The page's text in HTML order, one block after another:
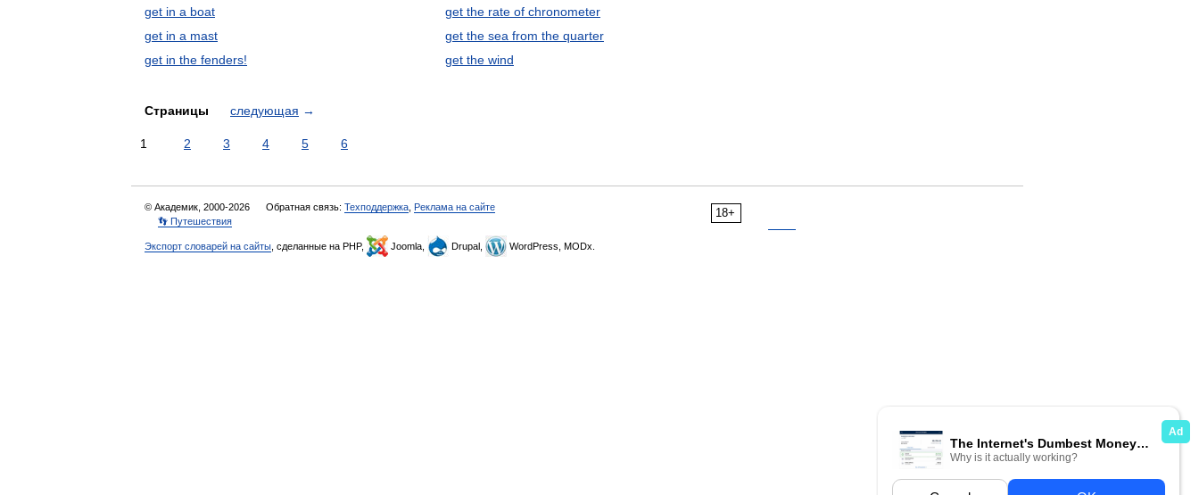
get in a boat
get in a mast
get in the fenders!
get the rate of chronometer
get the sea from the quarter
get the wind
Страницы следующая →
1 2 3 4 5 6
18+
© Академик, 2000-2026 Обратная связь: Техподдержка Реклама на сайте
👣 Путешествия
Экспорт словарей на сайты , сделанные на PHP, Joomla, Drupal, WordPress, MODx.